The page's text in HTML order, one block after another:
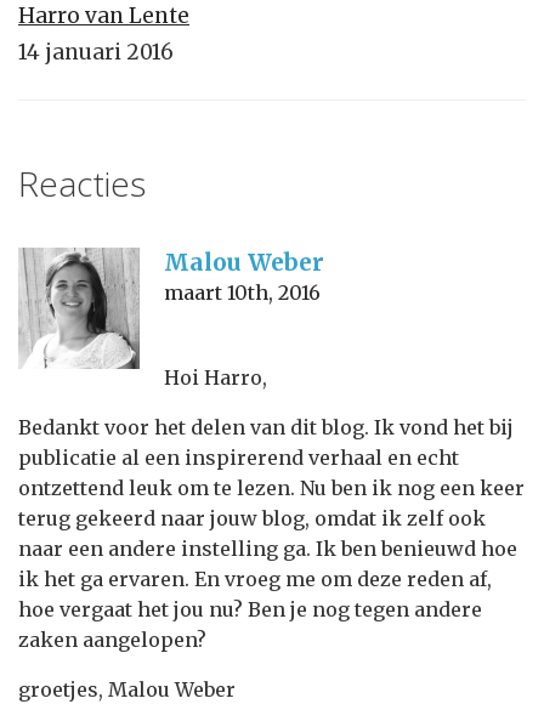
Harro van Lente
14 januari 2016
Reacties
Malou Weber
maart 10th, 2016
Hoi Harro,
Bedankt voor het delen van dit blog. Ik vond het bij
publicatie al een inspirerend verhaal en echt
ontzettend leuk om te lezen. Nu ben ik nog een keer
terug gekeerd naar jouw blog, omdat ik zelf ook
naar een andere instelling ga. Ik ben benieuwd hoe
ik het ga ervaren. En vroeg me om deze reden af,
hoe vergaat het jou nu? Ben je nog tegen andere
zaken aangelopen?
groetjes, Malou Weber